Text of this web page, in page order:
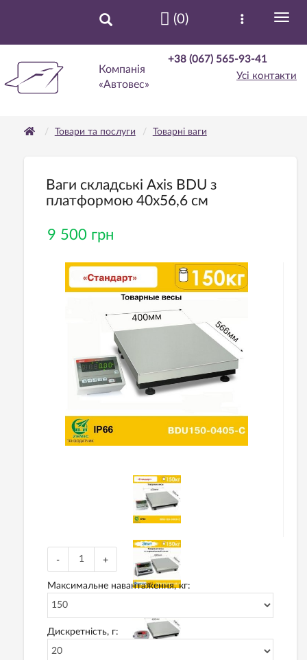
Компанія
«Автовес»
+38 (067) 565-93-41
Усі контакти
(0)
Товари та послуги Товарнi ваги
Ваги складські Axis BDU з
платформою 40х56,6 см
9 500 грн
- +
Максимальне навантаження, кг:
Дискретність, г: